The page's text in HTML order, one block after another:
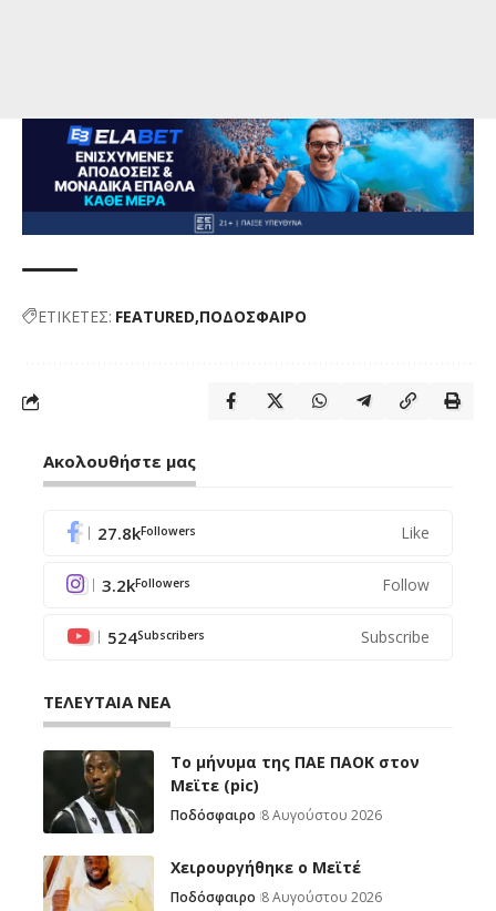
ΕΤΙΚΕΤΕΣ: FEATURED ΠΟΔΟΣΦΑΙΡΟ
Ακολουθήστε μας
27.8kFollowers Like
3.2kFollowers Follow
524Subscribers Subscribe
ΤΕΛΕΥΤΑΙΑ ΝΕΑ
Το μήνυμα της ΠΑΕ ΠΑΟΚ στον
Μεϊτε (pic)
Ποδόσφαιρο 8 Αυγούστου 2026
Χειρουργήθηκε ο Μεϊτέ
Ποδόσφαιρο 8 Αυγούστου 2026